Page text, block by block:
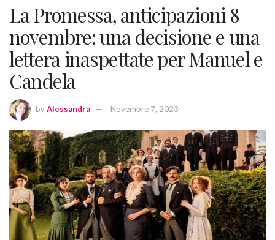
La Promessa, anticipazioni 8
novembre: una decisione e una
lettera inaspettate per Manuel e
Candela
byAlessandra Novembre 7, 2023